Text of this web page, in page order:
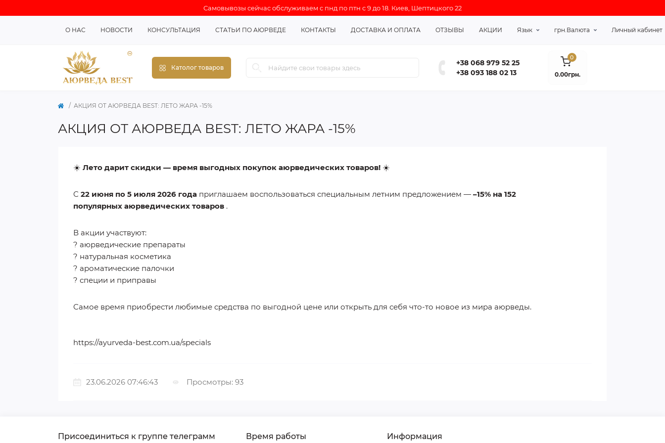
Самовывозы сейчас обслуживаем с пнд по птн с 9 до 18. Киев, Шептицкого 22
О НАС НОВОСТИ КОНСУЛЬТАЦИЯ СТАТЬИ ПО АЮРВЕДЕ КОНТАКТЫ ДОСТАВКА И ОПЛАТА ОТЗЫВЫ АКЦИИ Язык грн.Валюта Личный кабинет
Католог товаров
+38 068 979 52 25
+38 093 188 02 13
0
0.00грн.
АКЦИЯ ОТ АЮРВЕДА BEST: ЛЕТО ЖАРА -15%
АКЦИЯ ОТ АЮРВЕДА BEST: ЛЕТО ЖАРА -15%
☀️ Лето дарит скидки — время выгодных покупок аюрведических товаров! ☀️
С 22 июня по 5 июля 2026 года приглашаем воспользоваться специальным летним предложением — –15% на 152
популярных аюрведических товаров .
В акции участвуют:
? аюрведические препараты
? натуральная косметика
? ароматические палочки
?️ специи и приправы
Самое время приобрести любимые средства по выгодной цене или открыть для себя что-то новое из мира аюрведы.
https://ayurveda-best.com.ua/specials
23.06.2026 07:46:43 Просмотры: 93
Присоединиться к группе телеграмм
Время работы Информация